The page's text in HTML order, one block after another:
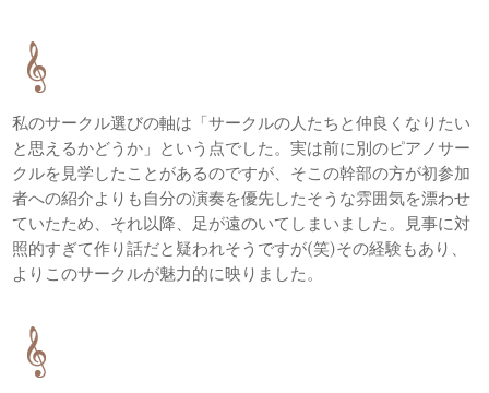
私のサークル選びの軸は「サークルの人たちと仲良くなりたい
と思えるかどうか」という点でした。実は前に別のピアノサー
クルを見学したことがあるのですが、そこの幹部の方が初参加
者への紹介よりも自分の演奏を優先したそうな雰囲気を漂わせ
ていたため、それ以降、足が遠のいてしまいました。見事に対
照的すぎて作り話だと疑われそうですが(笑)その経験もあり、
よりこのサークルが魅力的に映りました。